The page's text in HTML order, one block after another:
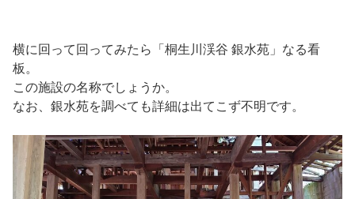
横に回って回ってみたら「桐生川渓谷 銀水苑」なる看
板。
この施設の名称でしょうか。
なお、銀水苑を調べても詳細は出てこず不明です。